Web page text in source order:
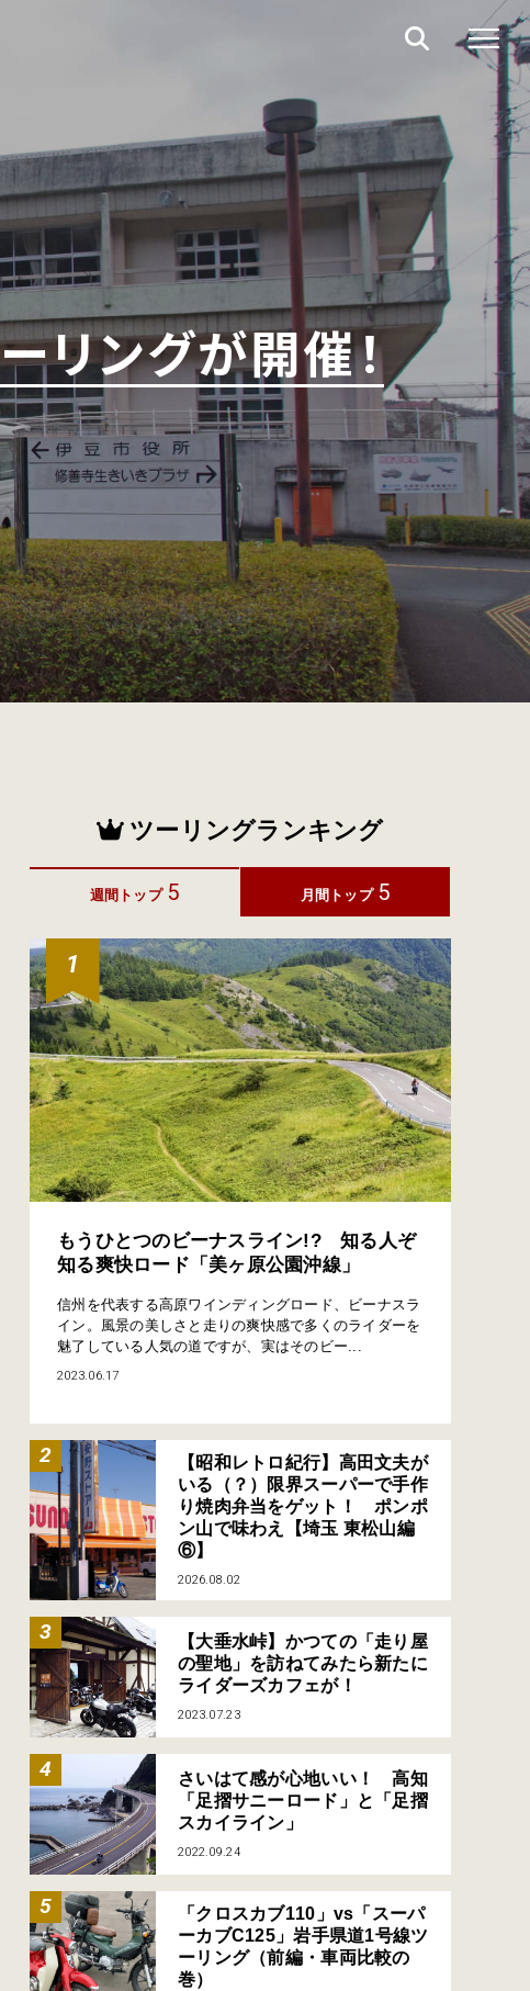
リングが開催！
ツーリングランキング
週間トップ 5 月間トップ 5
もうひとつのビーナスライン!? 知る人ぞ
知る爽快ロード「美ヶ原公園沖線」
信州を代表する高原ワインディングロード、ビーナスラ
イン。風景の美しさと走りの爽快感で多くのライダーを
魅了している人気の道ですが、実はそのビー...
2023.06.17
【昭和レトロ紀行】高田文夫が
いる（？）限界スーパーで手作
り焼肉弁当をゲット！ ポンポ
ン山で味わえ【埼玉 東松山編
⑥】
2026.08.02
【大垂水峠】かつての「走り屋
の聖地」を訪ねてみたら新たに
ライダーズカフェが！
2023.07.23
さいはて感が心地いい！ 高知
「足摺サニーロード」と「足摺
スカイライン」
2022.09.24
「クロスカブ110」vs「スーパ
ーカブC125」岩手県道1号線ツ
ーリング（前編・車両比較の
巻）